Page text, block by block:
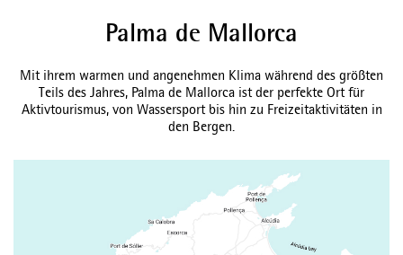
Palma de Mallorca
Mit ihrem warmen und angenehmen Klima während des größten
Teils des Jahres, Palma de Mallorca ist der perfekte Ort für
Aktivtourismus, von Wassersport bis hin zu Freizeitaktivitäten in
den Bergen.